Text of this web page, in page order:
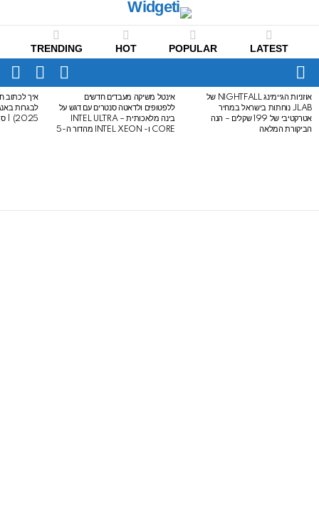
LATEST
POPULAR
HOT
TRENDING
Menu
SWITCH
SKIN
LATEST
STORIES
אוזניות הגיימינג NIGHTFALL של
JLAB נוחתות בישראל במחיר
אטרקטיבי של 199 שקלים – הנה
הביקורת המלאה
אינטל משיקה מעבדים חדשים
ללפטופים ולדאטה סנטרים עם דגש על
בינה מלאכותית – INTEL ULTRA
CORE ו- INTEL XEON מהדור ה-5
איך לכתוב
2025) | סיכום לבגרות באנגלית